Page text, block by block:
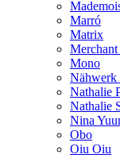
Marró
Matrix
Mono
Nathalie
Nathalie
Nina
Obo
Oiu Oiu